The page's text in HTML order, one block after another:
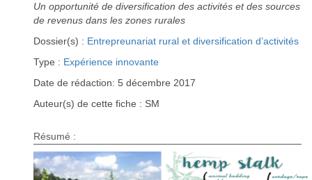
Un opportunité de diversification des activités et des sources
de revenus dans les zones rurales
Dossier(s) : Entrepreunariat rural et diversification d’activités
Type : Expérience innovante
Date de rédaction: 5 décembre 2017
Auteur(s) de cette fiche : SM
Résumé :